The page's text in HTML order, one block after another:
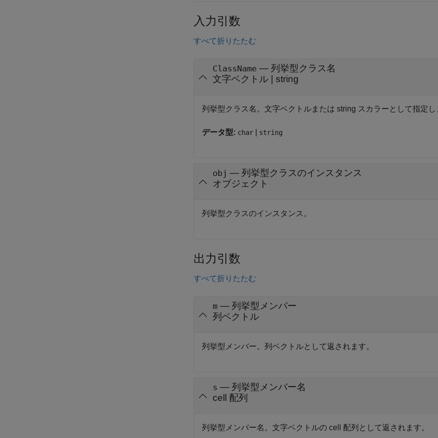
入力引数
すべて折りたたむ
ClassName — 列挙型クラス名
文字ベクトル
string
列挙型クラス名。文字ベクトルまたは string スカラーとして指定し
データ型: char string
obj — 列挙型クラスのインスタンス
オブジェクト
列挙型クラスのインスタンス。
出力引数
すべて折りたたむ
m — 列挙型メンバー
列ベクトル
列挙型メンバー。列ベクトルとして返されます。
s — 列挙型メンバー名
cell 配列
列挙型メンバー名。文字ベクトルの cell 配列として返されます。